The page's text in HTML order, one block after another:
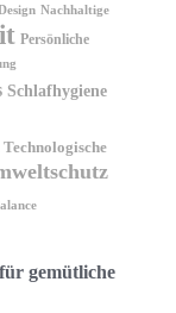
Nachhaltige
Persönliche
Schlafhygiene
Technologische
gemütliche